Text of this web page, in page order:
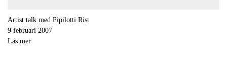
Artist talk med Pipilotti Rist
9 februari 2007
Läs mer